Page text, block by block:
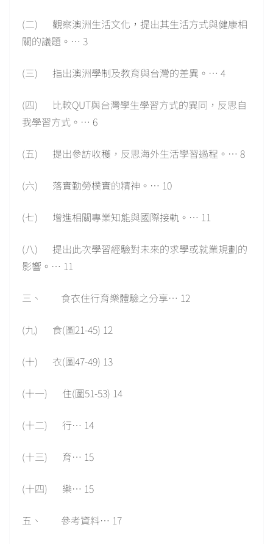
(二) 觀察澳洲生活文化，提出其生活方式與健康相
關的議題。… 3
(三) 指出澳洲學制及教育與台灣的差異。… 4
(四) 比較QUT與台灣學生學習方式的異同，反思自
我學習方式。… 6
(五) 提出參訪收穫，反思海外生活學習過程。… 8
(六) 落實勤勞樸實的精神。… 10
(七) 增進相關專業知能與國際接軌。… 11
(八) 提出此次學習經驗對未來的求學或就業規劃的
影響。… 11
三、 食衣住行育樂體驗之分享… 12
(九) 食(圖21-45) 12
(十) 衣(圖47-49) 13
(十一) 住(圖51-53) 14
(十二) 行… 14
(十三) 育… 15
(十四) 樂… 15
五、 參考資料… 17